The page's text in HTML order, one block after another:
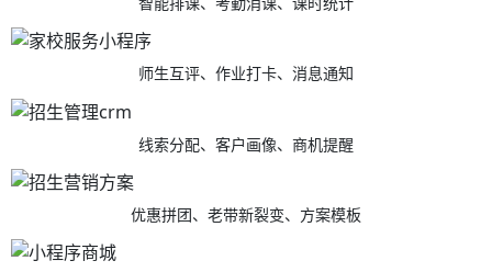
师生互评、作业打卡、消息通知
线索分配、客户画像、商机提醒
优惠拼团、老带新裂变、方案模板